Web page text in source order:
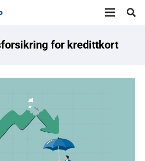
for kredittkort